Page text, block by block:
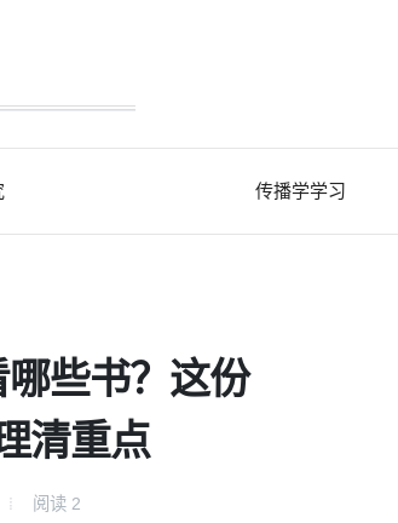
传播学学习
些书？这份
清重点
阅读 2